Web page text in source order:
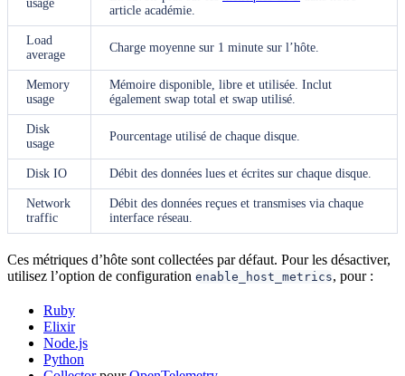
usage
article académie.
Load
average
Charge moyenne sur 1 minute sur l’hôte.
Memory
usage
Mémoire disponible, libre et utilisée. Inclut
également swap total et swap utilisé.
Disk
usage
Pourcentage utilisé de chaque disque.
Disk IO Débit des données lues et écrites sur chaque disque.
Network
traffic
Débit des données reçues et transmises via chaque
interface réseau.
Ces métriques d’hôte sont collectées par défaut. Pour les désactiver,
utilisez l’option de configuration enable_host_metrics, pour :
Ruby
Elixir
Node.js
Python